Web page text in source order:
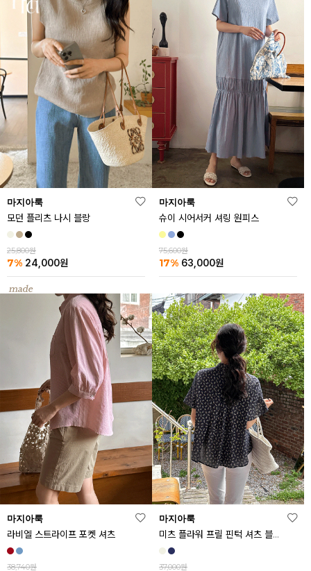
마지아룩
모던 플리츠 나시 블랑
25,800원
7% 24,000원
마지아룩
슈이 시어서커 셔링 원피스
75,600원
17% 63,000원
마지아룩
라비엘 스트라이프 포켓 셔츠
38,740원
마지아룩
미츠 플라워 프릴 핀턱 셔츠 블라우스
37,000원